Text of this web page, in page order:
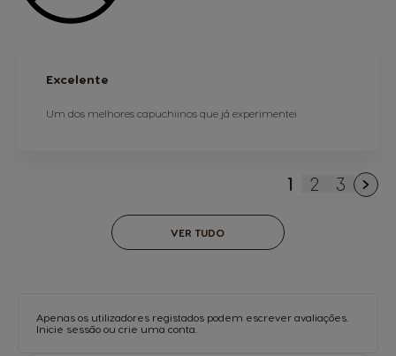
Excelente
Um dos melhores capuchiinos que já experimentei
Está de
1 Página
2 Página
3
VER TUDO
Apenas os utilizadores registados podem escrever avaliações.
Inicie sessão ou crie uma conta